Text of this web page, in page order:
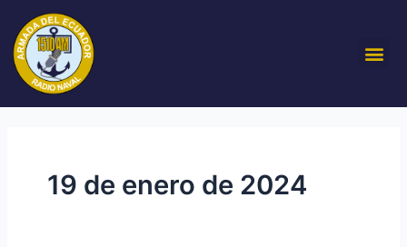
contenido
19 de enero de 2024